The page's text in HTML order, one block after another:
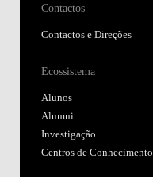
Contactos
Contactos e Direções
Ecossistema
Alunos
Alumni
Investigação
Centros de Conhecimento